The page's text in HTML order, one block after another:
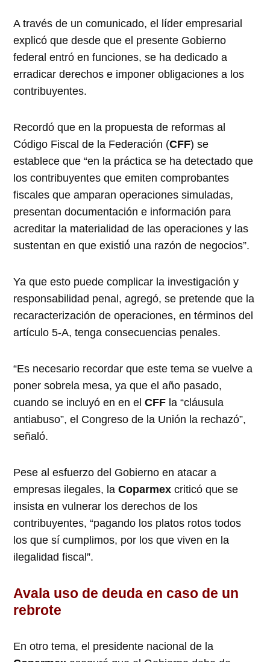
A través de un comunicado, el líder empresarial
explicó que desde que el presente Gobierno
federal entró en funciones, se ha dedicado a
erradicar derechos e imponer obligaciones a los
contribuyentes.
Recordó que en la propuesta de reformas al
Código Fiscal de la Federación (CFF) se
establece que “en la práctica se ha detectado que
los contribuyentes que emiten comprobantes
fiscales que amparan operaciones simuladas,
presentan documentación e información para
acreditar la materialidad de las operaciones y las
sustentan en que existió́ una razón de negocios”.
Ya que esto puede complicar la investigación y
responsabilidad penal, agregó, se pretende que la
recaracterización de operaciones, en términos del
artículo 5-A, tenga consecuencias penales.
“Es necesario recordar que este tema se vuelve a
poner sobrela mesa, ya que el año pasado,
cuando se incluyó en en elCFF la “cláusula
antiabuso”, el Congreso de la Unión la rechazó”,
señaló.
Pese al esfuerzo del Gobierno en atacar a
empresas ilegales, laCoparmex criticó que se
insista en vulnerar los derechos de los
contribuyentes, “pagando los platos rotos todos
los que sí cumplimos, por los que viven en la
ilegalidad fiscal”.
Avala uso de deuda en caso de un
rebrote
En otro tema, el presidente nacional de la